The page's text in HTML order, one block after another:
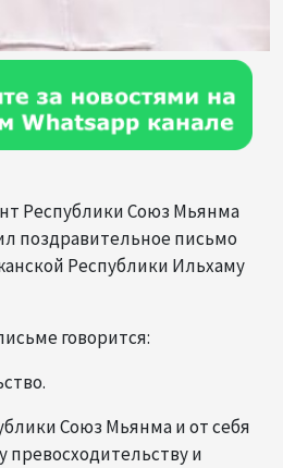
Республики Союз Мьянма
поздравительное письмо
Республики Ильхаму
говорится:
Союз Мьянма и от себя
и